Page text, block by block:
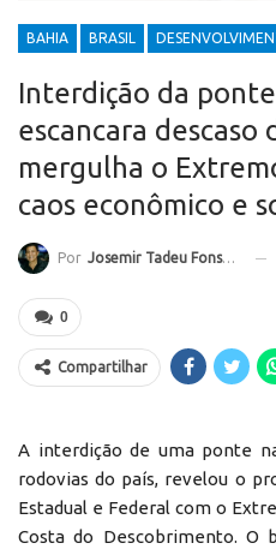
BAHIA BRASIL
Interdição da
escancara descaso
mergulha o
caos econômico e
Por Josemir Tadeu Fonseca
0
Compartilhar
A interdição de uma ponte
rodovias do país, revelou o
Estadual e Federal com o
Costa do Descobrimento. O